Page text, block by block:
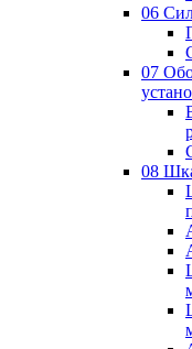
06
07
08